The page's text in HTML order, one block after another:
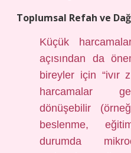
Toplumsal Refah ve
Küçük
açısından da
bireyler için “ivır
harcamalar
dönüşebilir
beslenme,
durumda